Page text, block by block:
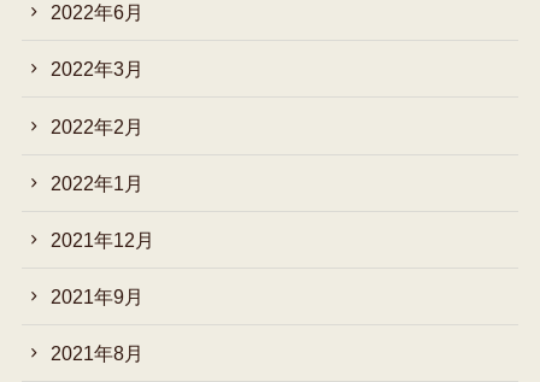
2022年6月
2022年3月
2022年2月
2022年1月
2021年12月
2021年9月
2021年8月